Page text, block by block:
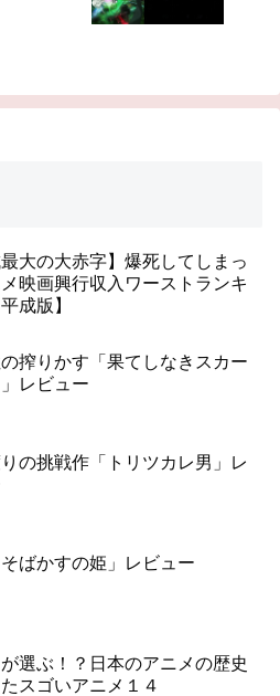
最大の大赤字】爆死してしまっ
映画興行収入ワーストランキ
成版】
搾りかす「果てしなきスカー
レビュー
の挑戦作「トリツカレ男」レ
そばかすの姫」レビュー
選ぶ！？日本のアニメの歴史
スゴいアニメ１４